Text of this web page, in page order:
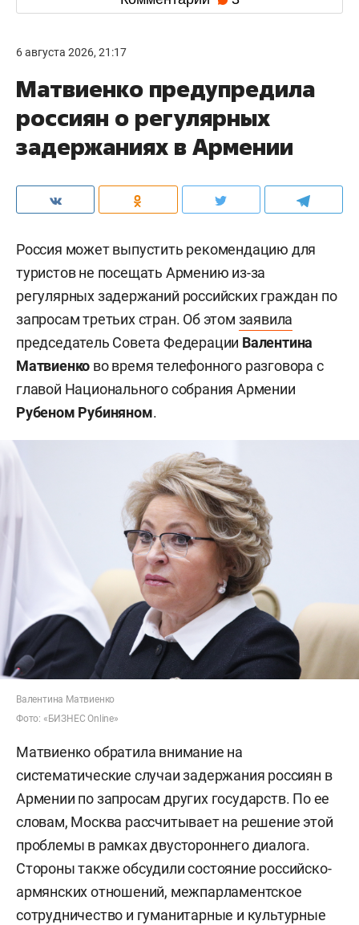
6 августа 2026, 21:17
Матвиенко предупредила
россиян о регулярных
задержаниях в Армении
Россия может выпустить рекомендацию для
туристов не посещать Армению из-за
регулярных задержаний российских граждан по
запросам третьих стран. Об этом заявила
председатель Совета Федерации Валентина
Матвиенко во время телефонного разговора с
главой Национального собрания Армении
Рубеном Рубиняном.
Валентина Матвиенко
Фото: «БИЗНЕС Online»
Матвиенко обратила внимание на
систематические случаи задержания россиян в
Армении по запросам других государств. По ее
словам, Москва рассчитывает на решение этой
проблемы в рамках двустороннего диалога.
Стороны также обсудили состояние российско-
армянских отношений, межпарламентское
сотрудничество и гуманитарные и культурные